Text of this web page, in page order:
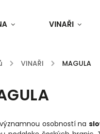
VINAŘI
/ VINAŘI / MAGULA
osobností na